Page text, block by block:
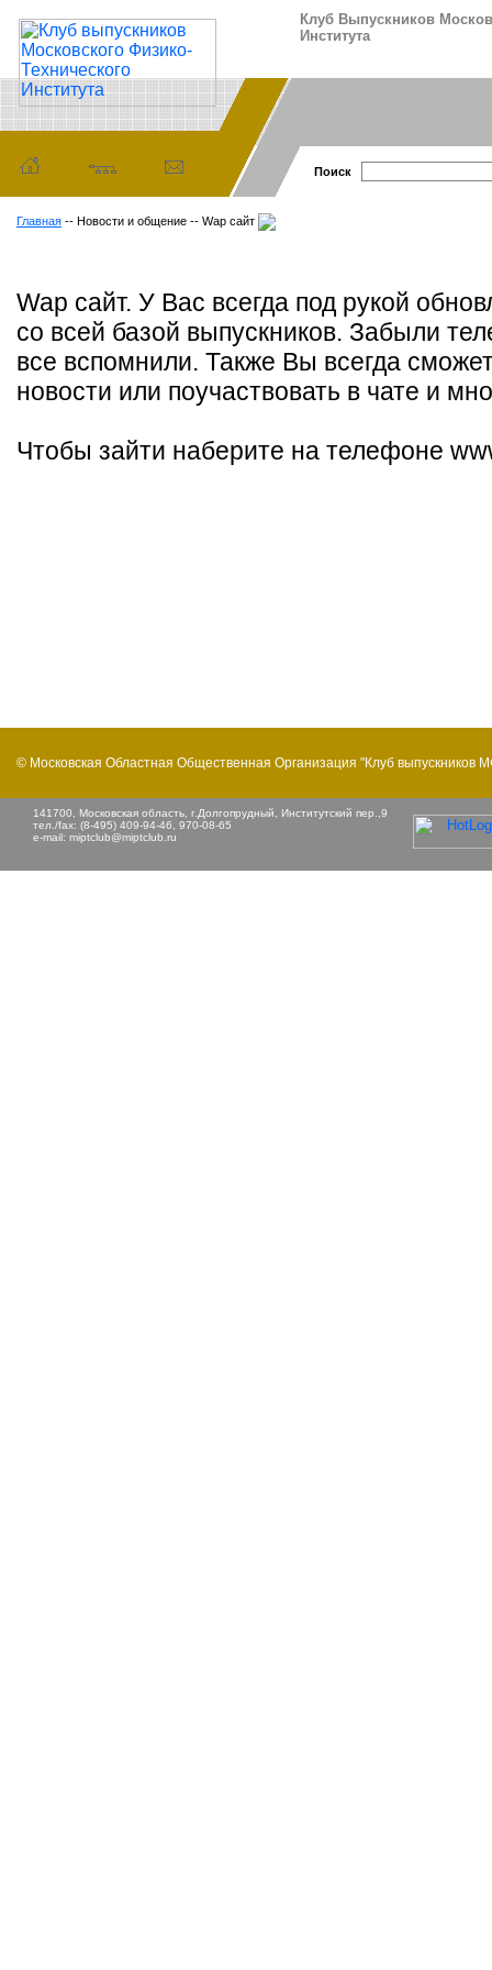
Клуб Выпускников
Института
Поиск
Главная -- Новости и общение -- Wap сайт
Wap сайт. У Вас всегда под рукой
со всей базой выпускников. Забыли
все вспомнили. Также Вы всегда
новости или поучаствовать в чате и
Чтобы зайти наберите на телефоне
© Московская Областная Общественная Организация "Клуб выпускников
141700, Московская область, г.Долгопрудный, Институтский пер.,9
тел./fax: (8-495) 409-94-46, 970-08-65
e-mail: miptclub@miptclub.ru